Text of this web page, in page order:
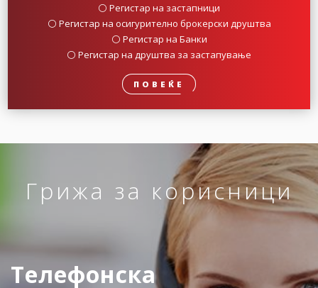
⚪️ Регистар на застапници
⚪️ Регистар на осигурително брокерски друштва
⚪️ Регистар на Банки
⚪️ Регистар на друштва за застапување
ПОВЕЌЕ
Грижа за корисници
Телефонска